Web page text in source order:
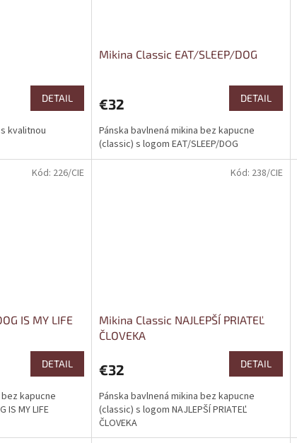
DETAIL
kvalitnou
Mikina Classic EAT/SLEEP/DOG
€32 DETAIL
Pánska bavlnená mikina bez kapucne
(classic) s logom EAT/SLEEP/DOG
IS MY LIFE
DETAIL
kapucne
IS MY LIFE
Kód: 226/CIE
Mikina Classic NAJLEPŠÍ PRIATEĽ
ČLOVEKA
€32 DETAIL
Pánska bavlnená mikina bez kapucne
(classic) s logom NAJLEPŠÍ PRIATEĽ
ČLOVEKA
Kód: 238/CIE